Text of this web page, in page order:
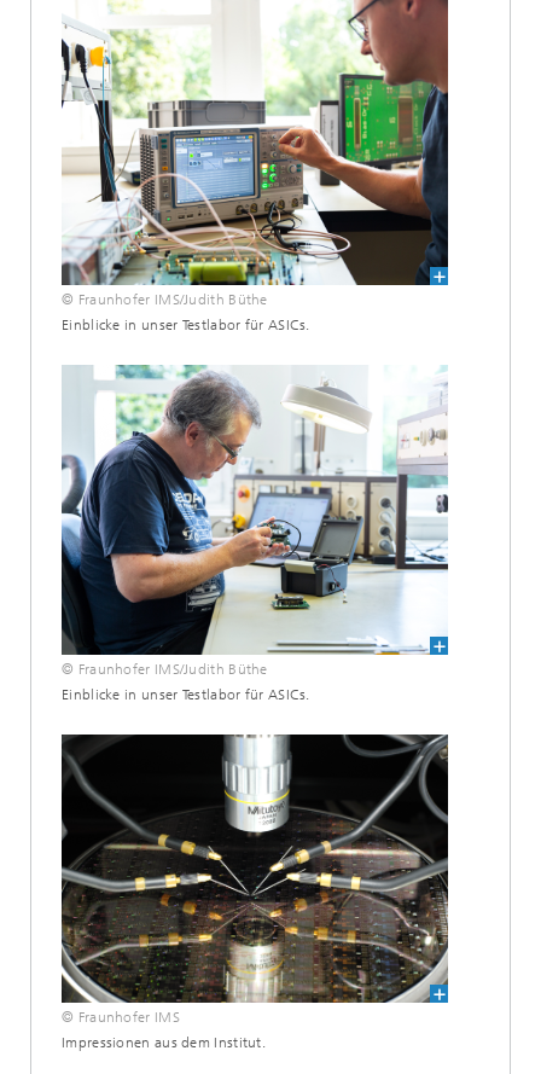
© Fraunhofer IMS/Judith Büthe
Einblicke in unser Testlabor für ASICs.
© Fraunhofer IMS/Judith Büthe
Einblicke in unser Testlabor für ASICs.
© Fraunhofer IMS
Impressionen aus dem Institut.